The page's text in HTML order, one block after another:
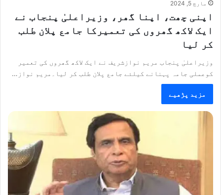
مارچ 5, 2024
اپنی چھت، اپنا گھر، وزیراعلیٰ پنجاب نے
ایک لاکھ گھروں کی تعمیرکا جامع پلان طلب
کر لیا
وزیراعلیٰ پنجاب مریم نوازشریف نے ایک لاکھ گھروں کی تعمیر
کوعملی جامہ پہنانے کیلئے جامع پلان طلب کر لیا۔مریم نواز…
مزید پڑھیے